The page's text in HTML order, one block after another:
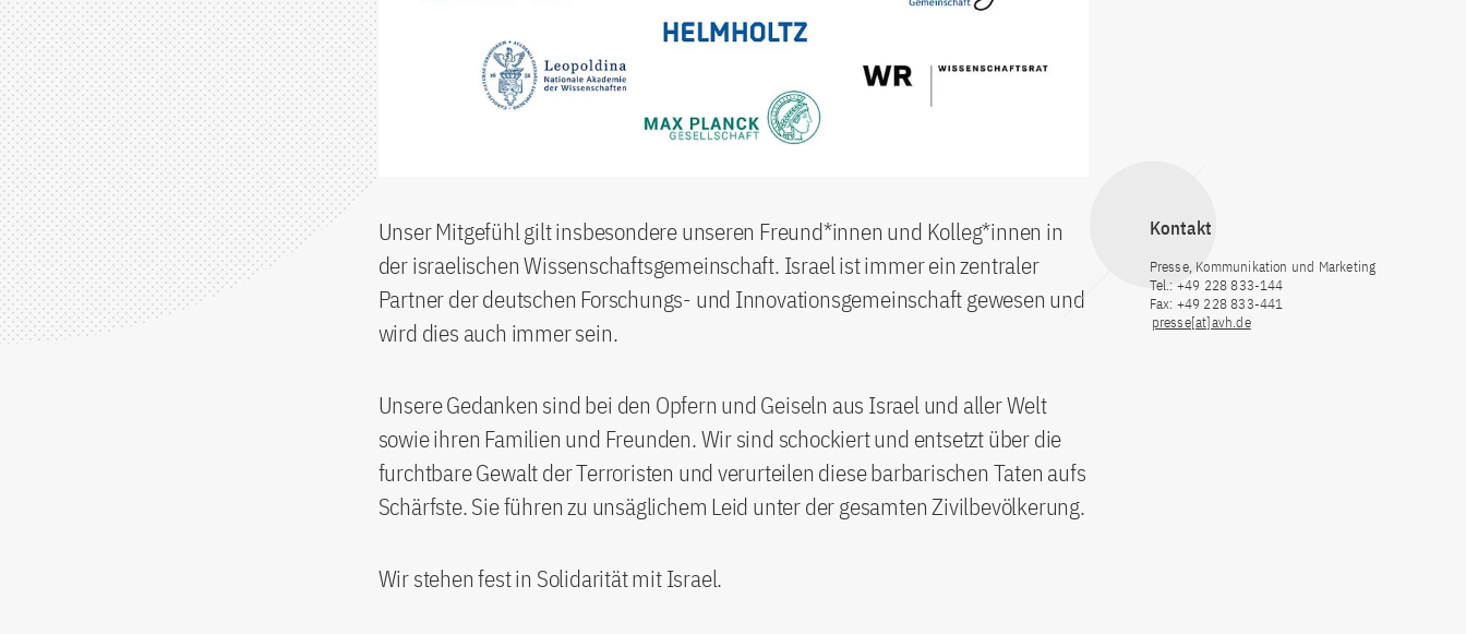
Kontakt
Presse, Kommunikation und Marketing
Tel.: +49 228 833-144
Fax: +49 228 833-441
presse[at]avh.de
Unser Mitgefühl gilt insbesondere unseren Freund*innen und Kolleg*innen in
der israelischen Wissenschaftsgemeinschaft. Israel ist immer ein zentraler
Partner der deutschen Forschungs- und Innovationsgemeinschaft gewesen und
wird dies auch immer sein.
Unsere Gedanken sind bei den Opfern und Geiseln aus Israel und aller Welt
sowie ihren Familien und Freunden. Wir sind schockiert und entsetzt über die
furchtbare Gewalt der Terroristen und verurteilen diese barbarischen Taten aufs
Schärfste. Sie führen zu unsäglichem Leid unter der gesamten Zivilbevölkerung.
Wir stehen fest in Solidarität mit Israel.